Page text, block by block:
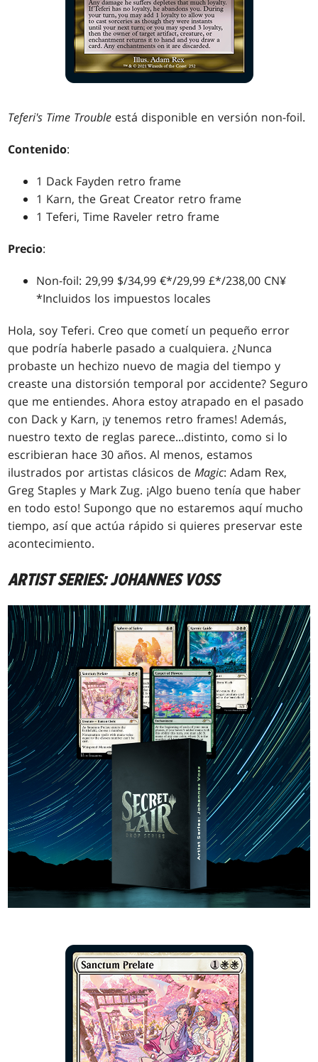
Teferi's Time Trouble está disponible en versión non-foil.
Contenido:
1 Dack Fayden retro frame
1 Karn, the Great Creator retro frame
1 Teferi, Time Raveler retro frame
Precio:
Non-foil: 29,99 $/34,99 €*/29,99 £*/238,00 CN¥
*Incluidos los impuestos locales
Hola, soy Teferi. Creo que cometí un pequeño error
que podría haberle pasado a cualquiera. ¿Nunca
probaste un hechizo nuevo de magia del tiempo y
creaste una distorsión temporal por accidente? Seguro
que me entiendes. Ahora estoy atrapado en el pasado
con Dack y Karn, ¡y tenemos retro frames! Además,
nuestro texto de reglas parece...distinto, como si lo
escribieran hace 30 años. Al menos, estamos
ilustrados por artistas clásicos deMagic: Adam Rex,
Greg Staples y Mark Zug. ¡Algo bueno tenía que haber
en todo esto! Supongo que no estaremos aquí mucho
tiempo, así que actúa rápido si quieres preservar este
acontecimiento.
ARTIST SERIES: JOHANNES VOSS